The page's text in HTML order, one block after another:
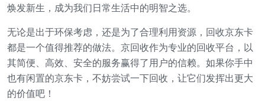
焕发新生，成为我们日常生活中的明智之选。
无论是出于环保考虑，还是为了合理利用资源，回收京东卡
都是一个值得推荐的做法。京回收作为专业的回收平台，以
其简便、高效、安全的服务赢得了用户的信赖。如果你手中
也有闲置的京东卡，不妨尝试一下回收，让它们发挥出更大
的价值吧！